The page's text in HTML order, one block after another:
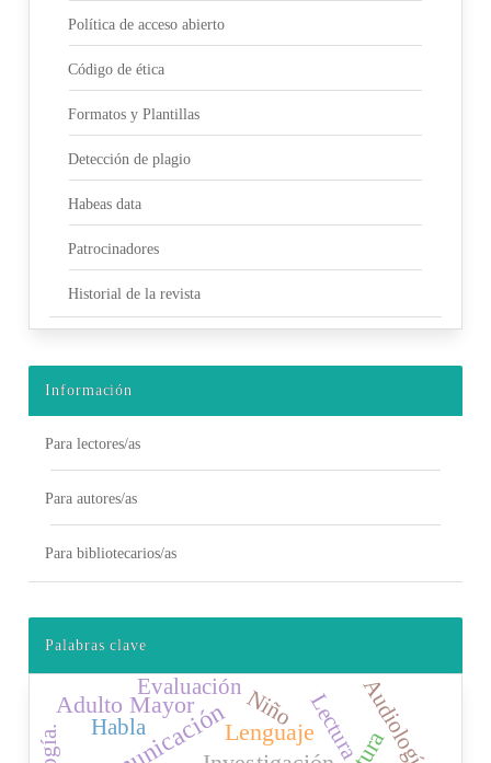
Política de acceso abierto
Código de ética
Formatos y Plantillas
Detección de plagio
Habeas data
Patrocinadores
Historial de la revista
Información
Para lectores/as
Para autores/as
Para bibliotecarios/as
Palabras clave
Lenguaje
Adulto Mayor
Habla LecturaAudiología
Niño
Evaluación